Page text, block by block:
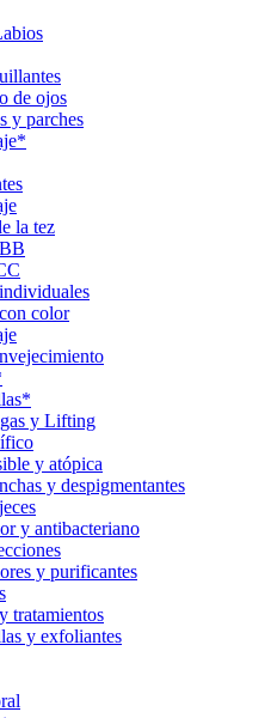
de ojos
y parches
la tez
color
y Lifting
y atópica
y despigmentantes
y antibacteriano
y purificantes
tratamientos
y exfoliantes